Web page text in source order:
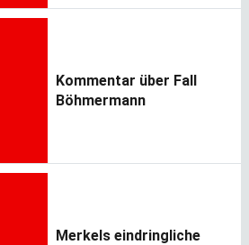
Kommentar über Fall
Böhmermann
Merkels eindringliche